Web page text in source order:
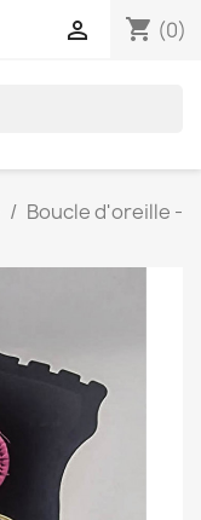
shopping_cart (0)

Boucle d'oreille -